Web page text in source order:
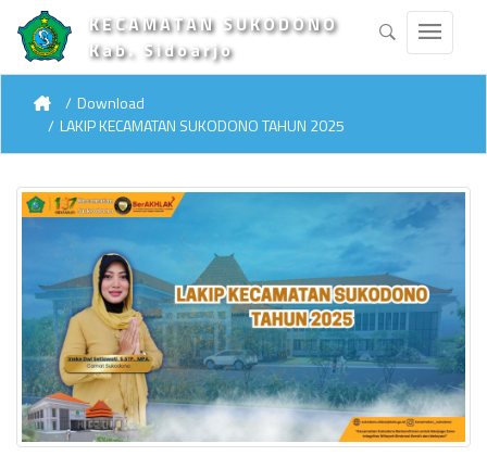
KECAMATAN SUKODONO
Kab. Sidoarjo
Download
LAKIP KECAMATAN SUKODONO TAHUN 2025